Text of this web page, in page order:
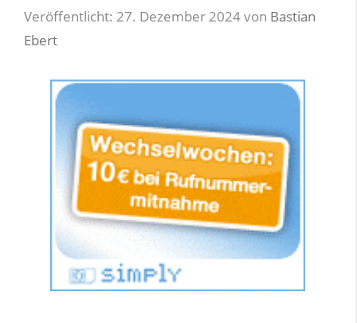
Veröffentlicht: 27. Dezember 2024von Bastian
Ebert